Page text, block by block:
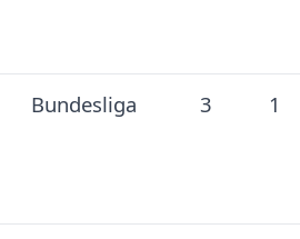
Bundesliga 3 1